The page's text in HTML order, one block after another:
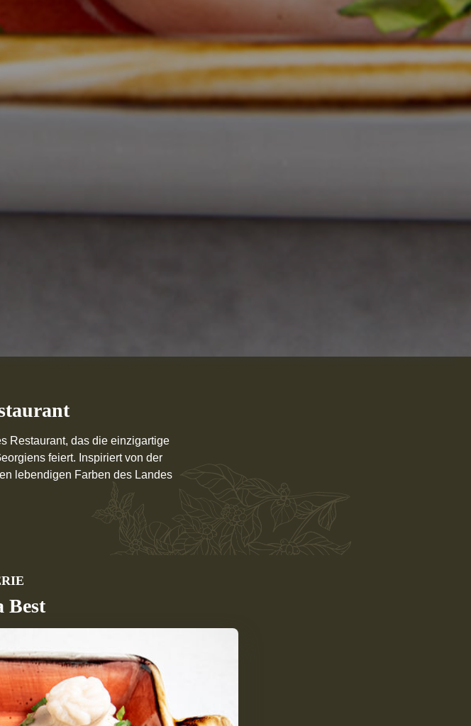
Restaurant, das die einzigartige
feiert. Inspiriert von der
lebendigen Farben des Landes
Best